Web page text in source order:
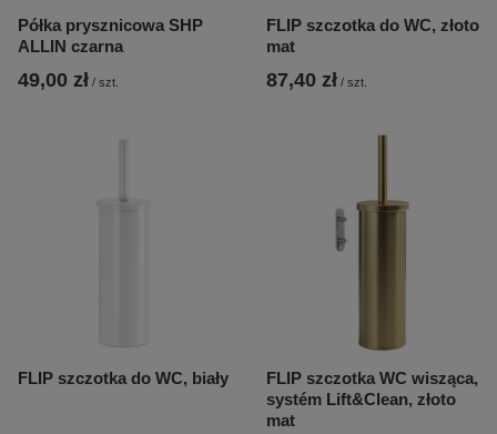
Półka prysznicowa SHP
ALLIN czarna
49,00 zł / szt.
FLIP szczotka do WC, złoto
mat
87,40 zł / szt.
FLIP szczotka do WC, biały
FLIP szczotka WC wisząca,
systém Lift&Clean, złoto
mat